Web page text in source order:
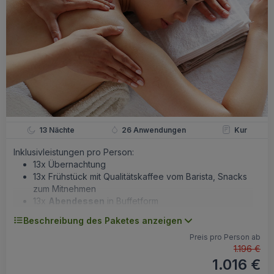
regelmäßige Kulturprogramme, Musikabende
Internetecke, WiFi-Internet
13 Nächte 26 Anwendungen Kur
Inklusivleistungen pro Person:
13x Übernachtung
13x Frühstück mit Qualitätskaffee vom Barista, Snacks
zum Mitnehmen
13x
Abendessen in Buffetform
2 Kuranwendungen / Nacht laut ärztliche
Trinkkur direkt im Hotel /die Quellen Augustin und
Beschreibung des Paketes anzeigen
Preis pro Person ab
1.196 €
1.016 €